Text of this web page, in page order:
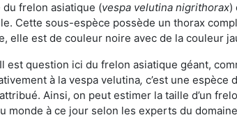
du frelon asiatique (vespa velutina nigrithorax)
Cette sous-espèce possède un thorax
est de couleur noire avec de la couleur
question ici du frelon asiatique géant,
à la vespa velutina, c’est une espèce
Ainsi, on peut estimer la taille d’un
monde à ce jour selon les experts du